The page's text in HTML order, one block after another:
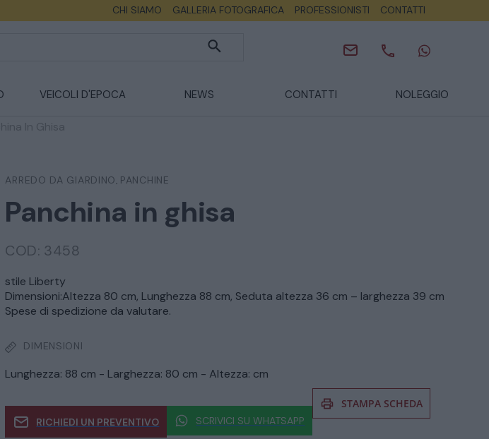
CHI SIAMO GALLERIA FOTOGRAFICA PROFESSIONISTI CONTATTI
VEICOLI D'EPOCA NEWS CONTATTI NOLEGGIO
In Ghisa
COMPLETO
ARREDO DA GIARDINO , PANCHINE
Panchina in ghisa
COD: 3458
stile Liberty
Dimensioni:Altezza 80 cm, Lunghezza 88 cm, Seduta altezza 36 cm – larghezza 39 cm
Spese di spedizione da valutare.
DIMENSIONI
Lunghezza: 88 cm - Larghezza: 80 cm - Altezza: cm
RICHIEDI UN PREVENTIVO SCRIVICI SU WHATSAPP
STAMPA SCHEDA